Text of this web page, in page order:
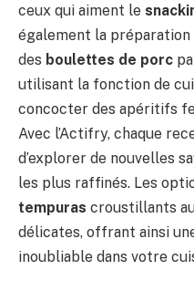
ceux qui aiment le
également la
des boulettes de porc
utilisant la fonction de
concocter des apéritifs
Avec l’Actifry, chaque
d’explorer de nouvelles
les plus raffinés. Les
tempuras croustillants
délicates, offrant ainsi
inoubliable dans votre